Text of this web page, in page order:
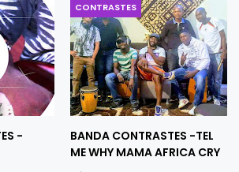
-
CONTRASTES
BANDA CONTRASTES -TEL
ME WHY MAMA AFRICA CRY